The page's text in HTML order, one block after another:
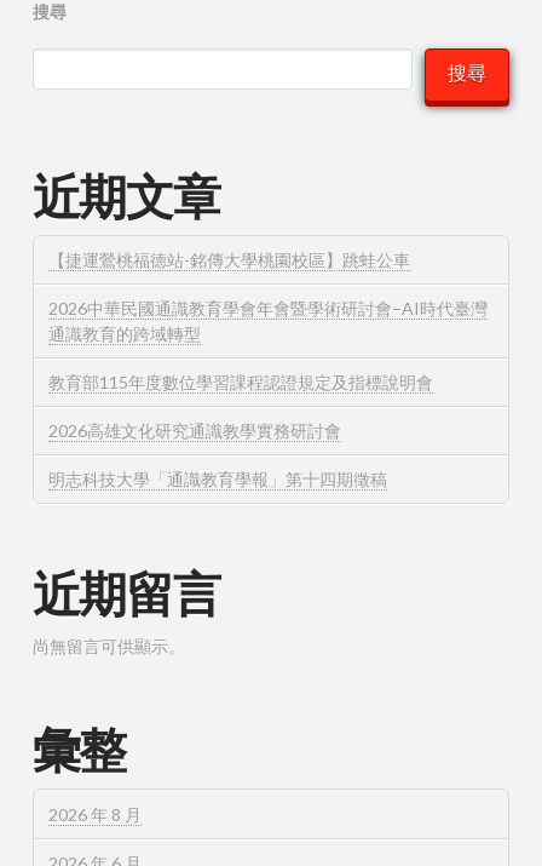
搜尋
搜尋
近期文章
【捷運鶯桃福德站-銘傳大學桃園校區】跳蛙公車
2026中華民國通識教育學會年會暨學術研討會–AI時代臺灣
通識教育的跨域轉型
教育部115年度數位學習課程認證規定及指標說明會
2026高雄文化研究通識教學實務研討會
明志科技大學「通識教育學報」第十四期徵稿
近期留言
尚無留言可供顯示。
彙整
2026 年 8 月